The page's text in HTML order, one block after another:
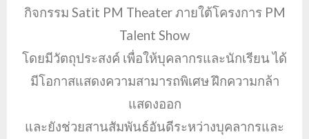
กิจกรรม Satit PM Theater ภายใต้โครงการ PM
Talent Show
โดยมีวัตถุประสงค์ เพื่อให้บุคลากรและนักเรียน ได้
มีโอกาสแสดงความสามารถพิเศษ ฝึกความกล้า
แสดงออก
และยังช่วยสานสัมพันธ์อันดีระหว่างบุคลากรและ